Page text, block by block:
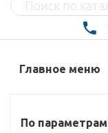
Главное меню
По параметрам